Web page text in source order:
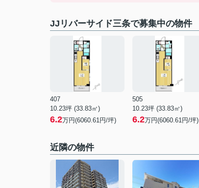
JJリバーサイド三条で募集中の物件
407
10.23坪 (33.83㎡)
6.2万円(6060.61円/坪)
505
10.23坪 (33.83㎡)
6.2万円(6060.61円/坪)
近隣の物件